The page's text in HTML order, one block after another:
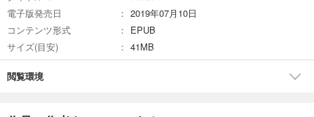
電子版発売日
2019年07月10日
コンテンツ形式
EPUB
サイズ(目安)
41MB
閲覧環境